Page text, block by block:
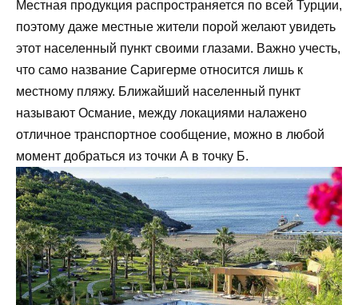
Местная продукция распространяется по всей Турции,
поэтому даже местные жители порой желают увидеть
этот населенный пункт своими глазами. Важно учесть,
что само название Саригерме относится лишь к
местному пляжу. Ближайший населенный пункт
называют Османие, между локациями налажено
отличное транспортное сообщение, можно в любой
момент добраться из точки А в точку Б.